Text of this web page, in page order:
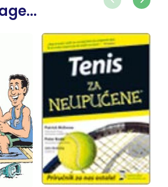
-10%